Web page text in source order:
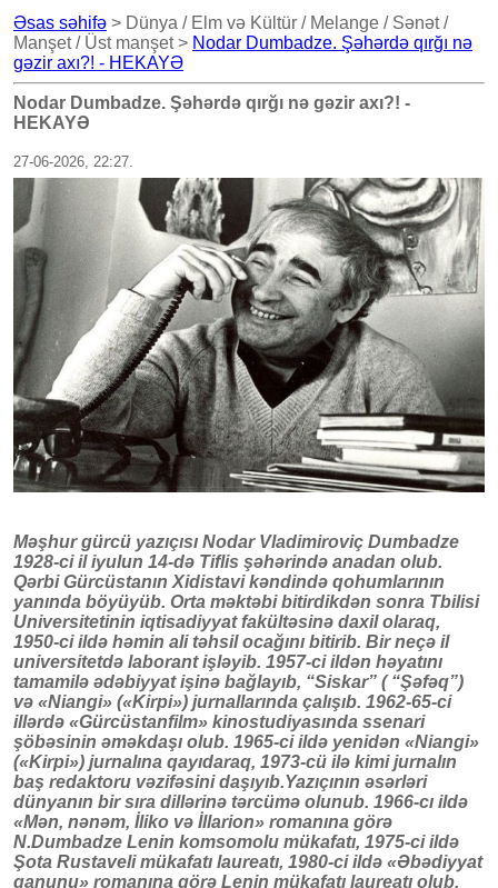
Əsas səhifə > Dünya / Elm və Kültür / Melange / Sənət /
Manşet / Üst manşet > Nodar Dumbadze. Şəhərdə qırğı nə
gəzir axı?! - HEKAYƏ
Nodar Dumbadze. Şəhərdə qırğı nə gəzir axı?! -
HEKAYƏ
27-06-2026, 22:27.
Məşhur gürcü yazıçısı Nodar Vladimiroviç Dumbadze
1928-ci il iyulun 14-də Tiflis şəhərində anadan olub.
Qərbi Gürcüstanın Xidistavi kəndində qohumlarının
yanında böyüyüb. Orta məktəbi bitirdikdən sonra Tbilisi
Universitetinin iqtisadiyyat fakültəsinə daxil olaraq,
1950-ci ildə həmin ali təhsil ocağını bitirib. Bir neçə il
universitetdə laborant işləyib. 1957-ci ildən həyatını
tamamilə ədəbiyyat işinə bağlayıb, “Siskar” ( “Şəfəq”)
və «Niangi» («Kirpi») jurnallarında çalışıb. 1962-65-ci
illərdə «Gürcüstanfilm» kinostudiyasında ssenari
şöbəsinin əməkdaşı olub. 1965-ci ildə yenidən «Niangi»
(«Kirpi») jurnalına qayıdaraq, 1973-cü ilə kimi jurnalın
baş redaktoru vəzifəsini daşıyıb.Yazıçının əsərləri
dünyanın bir sıra dillərinə tərcümə olunub. 1966-cı ildə
«Mən, nənəm, İliko və İllarion» romanına görə
N.Dumbadze Lenin komsomolu mükafatı, 1975-ci ildə
Şota Rustaveli mükafatı laureatı, 1980-ci ildə «Əbədiyyat
qanunu» romanına görə Lenin mükafatı laureatı olub.